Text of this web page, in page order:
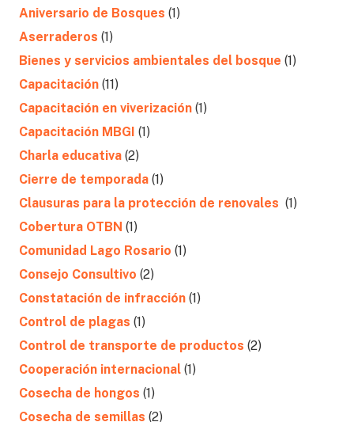
Aniversario de Bosques (1)
Aserraderos (1)
Bienes y servicios ambientales del bosque (1)
Capacitación (11)
Capacitación en viverización (1)
Capacitación MBGI (1)
Charla educativa (2)
Cierre de temporada (1)
Clausuras para la protección de renovales (1)
Cobertura OTBN (1)
Comunidad Lago Rosario (1)
Consejo Consultivo (2)
Constatación de infracción (1)
Control de plagas (1)
Control de transporte de productos (2)
Cooperación internacional (1)
Cosecha de hongos (1)
Cosecha de semillas (2)